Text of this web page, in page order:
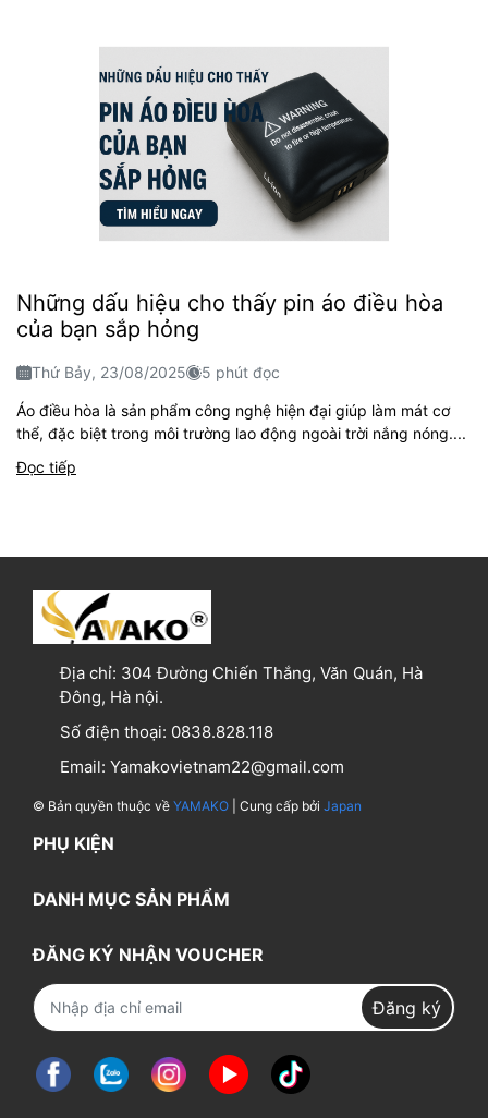
Những dấu hiệu cho thấy pin áo điều hòa
của bạn sắp hỏng
Thứ Bảy, 23/08/2025 5 phút đọc
Áo điều hòa là sản phẩm công nghệ hiện đại giúp làm mát cơ
thể, đặc biệt trong môi trường lao động ngoài trời nắng nóng....
Đọc tiếp
Địa chỉ: 304 Đường Chiến Thắng, Văn Quán, Hà
Đông, Hà nội.
Số điện thoại: 0838.828.118
Email: Yamakovietnam22@gmail.com
© Bản quyền thuộc về YAMAKO | Cung cấp bởi Japan
PHỤ KIỆN
DANH MỤC SẢN PHẨM
ĐĂNG KÝ NHẬN VOUCHER
Đăng ký